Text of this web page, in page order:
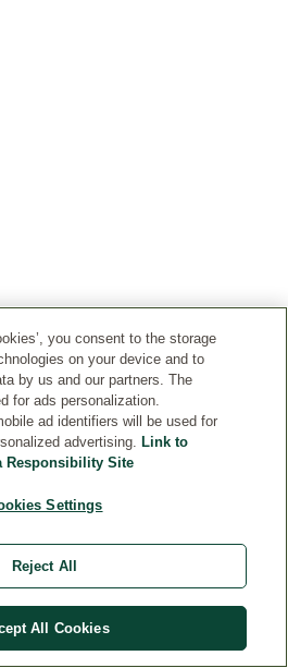
you consent to the storage
on your device and to
by us and our partners. The
for ads personalization.
ad identifiers will be used for
advertising. Link to
Responsibility Site
Settings
Reject All
All Cookies